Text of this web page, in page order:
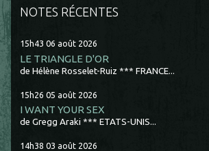
NOTES RÉCENTES
15h43 06 août 2026
LE TRIANGLE D'OR
de Hélène Rosselet-Ruiz *** FRANCE...
15h26 05 août 2026
I WANT YOUR SEX
de Gregg Araki *** ETATS-UNIS...
14h38 03 août 2026